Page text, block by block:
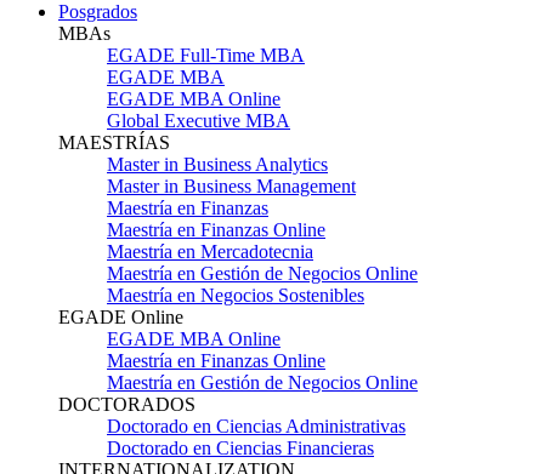
Posgrados
MBAs
EGADE Full-Time MBA
EGADE MBA
EGADE MBA Online
Global Executive MBA
MAESTRÍAS
Master in Business Analytics
Master in Business Management
Maestría en Finanzas
Maestría en Finanzas Online
Maestría en Mercadotecnia
Maestría en Gestión de Negocios Online
Maestría en Negocios Sostenibles
EGADE Online
EGADE MBA Online
Maestría en Finanzas Online
Maestría en Gestión de Negocios Online
DOCTORADOS
Doctorado en Ciencias Administrativas
Doctorado en Ciencias Financieras
INTERNATIONALIZATION